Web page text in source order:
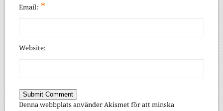
Email: *
Website:
Denna webbplats använder Akismet för att minska